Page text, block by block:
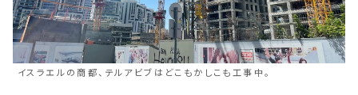
イスラエルの商都、テルアビブはどこもかしこも工事中。